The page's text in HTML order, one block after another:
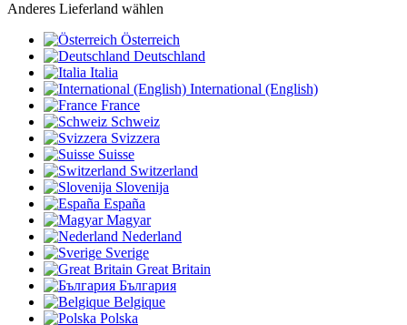
Anderes Lieferland wählen
Österreich
Deutschland
Italia
International (English)
France
Schweiz
Svizzera
Suisse
Switzerland
Slovenija
España
Magyar
Nederland
Sverige
Great Britain
България
Belgique
Polska